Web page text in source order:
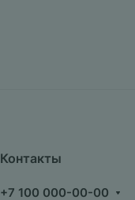
Контакты
+7 100 000-00-00